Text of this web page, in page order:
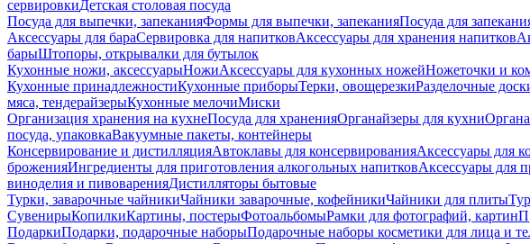
сервировкиДетская столовая посуда
Посуда для выпечки, запеканияФормы для выпечки, запеканияПосуда для
Аксессуары для бараСервировка для напитковАксессуары для хранения напитков
барыШтопоры, открывалки для бутылок
Кухонные ножи, аксессуарыНожиАксессуары для кухонных ножейНожеточки и
Кухонные принадлежностиКухонные приборыТерки, овощерезкиРазделочные
мяса, тендерайзерыКухонные мелочиМиски
Организация хранения на кухнеПосуда для храненияОрганайзеры для кухни
посуда, упаковкаВакуумные пакеты, контейнеры
Консервирование и дистилляцияАвтоклавы для консервированияАксессуары для
броженияИнгредиенты для приготовления алкогольных напитковАксессуары для
виноделия и пивоваренияДистилляторы бытовые
Турки, заварочные чайникиЧайники заварочные, кофейникиЧайники для плиты
СувенирыКопилкиКартины, постерыФотоальбомыРамки для фотографий, картин
ПодаркиПодарки, подарочные наборыПодарочные наборы косметики для лица и